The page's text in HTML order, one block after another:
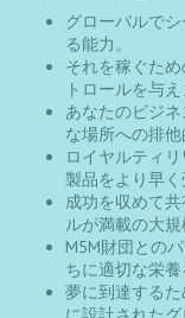
グローバルで
る能力。
それを稼ぐた
トロールを与
あなたのビジ
な場所への排
ロイヤルティ
製品をより早
成功を収めて共
ルが満載の大
M5M財団との
ちに適切な栄
夢に到達する
に設計された